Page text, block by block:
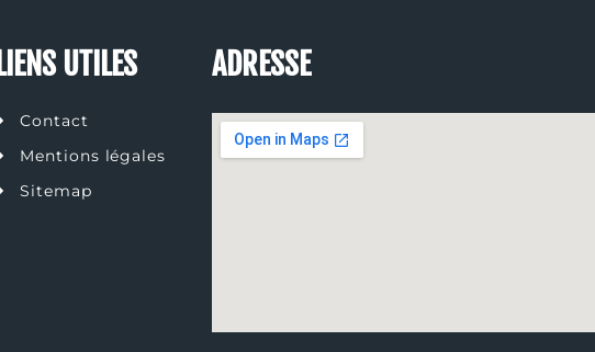
LIENS UTILES
Contact
Mentions légales
Sitemap
ADRESSE